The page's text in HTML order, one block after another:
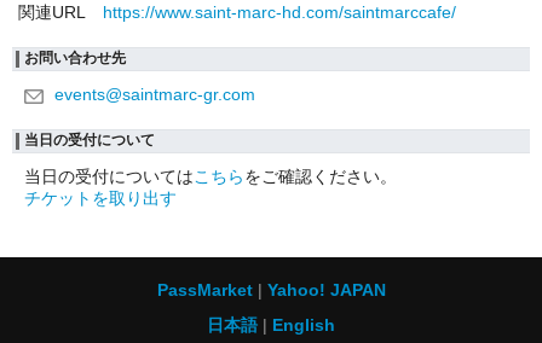
関連URL
https://www.saint-marc-hd.com/saintmarccafe/
お問い合わせ先
events@saintmarc-gr.com
当日の受付について
当日の受付についてはこちらをご確認ください。
チケットを取り出す
PassMarket
Yahoo! JAPAN
日本語
English